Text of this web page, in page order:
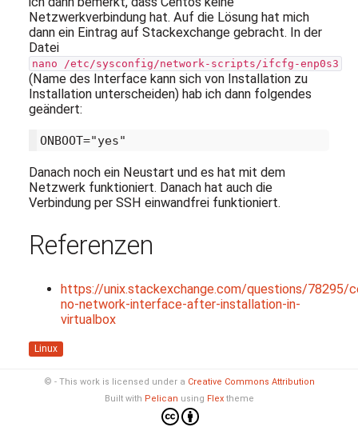
Netzwerkverbindung hat. Auf die Lösung hat mich
dann ein Eintrag auf Stackexchange gebracht. In der
Datei
nano /etc/sysconfig/network-scripts/ifcfg-enp0s3
(Name des Interface kann sich von Installation zu
Installation unterscheiden) hab ich dann folgendes
geändert:
Danach noch ein Neustart und es hat mit dem
Netzwerk funktioniert. Danach hat auch die
Verbindung per SSH einwandfrei funktioniert.
Referenzen
https://unix.stackexchange.com/questions/78295/
no-network-interface-after-installation-in-
virtualbox
Linux
© - This work is licensed under a Creative Commons Attribution
Built with Pelican using Flextheme